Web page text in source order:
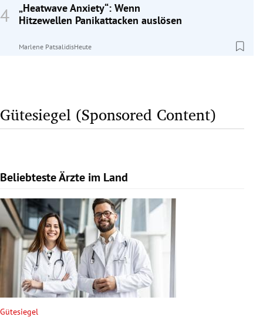
„Heatwave Anxiety“: Wenn
Hitzewellen Panikattacken auslösen
Marlene PatsalidisHeute
Gütesiegel (Sponsored Content)
Beliebteste Ärzte im Land
Slide 1 von 1
Gütesiegel